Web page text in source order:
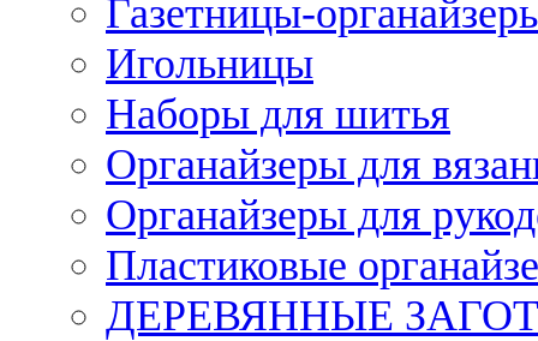
Газетницы-
Игольницы
Наборы для шитья
Органайзеры для
Органайзеры для
Пластиковые
ДЕРЕВЯННЫЕ